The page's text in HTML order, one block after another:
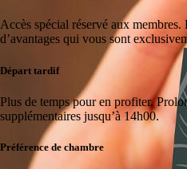
Accès spécial réservé aux membres.
d’avantages qui vous sont
Départ tardif
Plus de temps pour en profiter.
supplémentaires jusqu’à 14h00.
Préférence de chambre